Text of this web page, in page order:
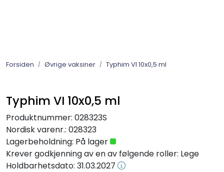
Forsiden Øvrige vaksiner Typhim VI 10x0,5 ml
Typhim VI 10x0,5 ml
Produktnummer: 028323S
Nordisk varenr.: 028323
Lagerbeholdning: På lager
Krever godkjenning av en av følgende roller: Lege
Holdbarhetsdato: 31.03.2027
Influensavaksine 2026-2027
Øvrige vaksiner
Immunglobuliner
Gratis vaksiner til voksne flyktninger